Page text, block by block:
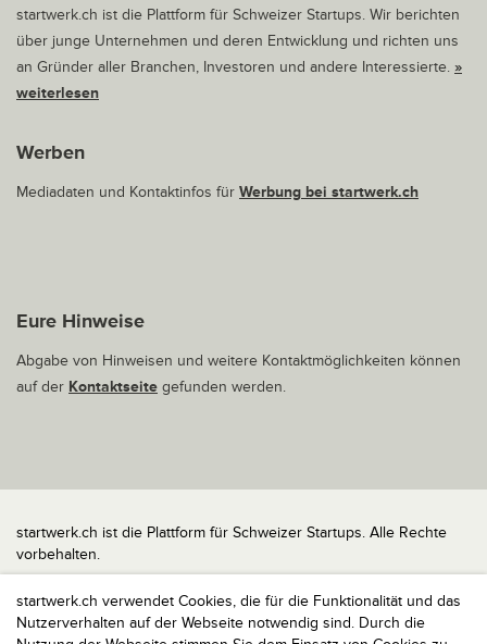
startwerk.ch verwendet Cookies, die für die Funktionalität und das
Nutzerverhalten auf der Webseite notwendig sind. Durch die
startwerk.ch ist die Plattform für Schweizer Startups. Wir berichten
über junge Unternehmen und deren Entwicklung und richten uns
an Gründer aller Branchen, Investoren und andere Interessierte. »
weiterlesen
Werben
Mediadaten und Kontaktinfos für Werbung bei startwerk.ch
Eure Hinweise
Abgabe von Hinweisen und weitere Kontaktmöglichkeiten können
auf der Kontaktseite gefunden werden.
startwerk.ch ist die Plattform für Schweizer Startups. Alle Rechte
vorbehalten.
Impressum
Kontakt